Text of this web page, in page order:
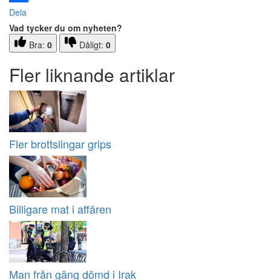
Dela
Vad tycker du om nyheten?
Bra: 0 Dåligt: 0
Fler liknande artiklar
Fler brottslingar grips
Billigare mat i affären
Man från gäng dömd i Irak